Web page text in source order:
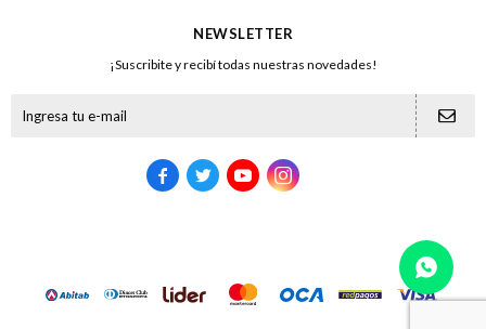
NEWSLETTER
¡Suscribite y recibí todas nuestras novedades!
   